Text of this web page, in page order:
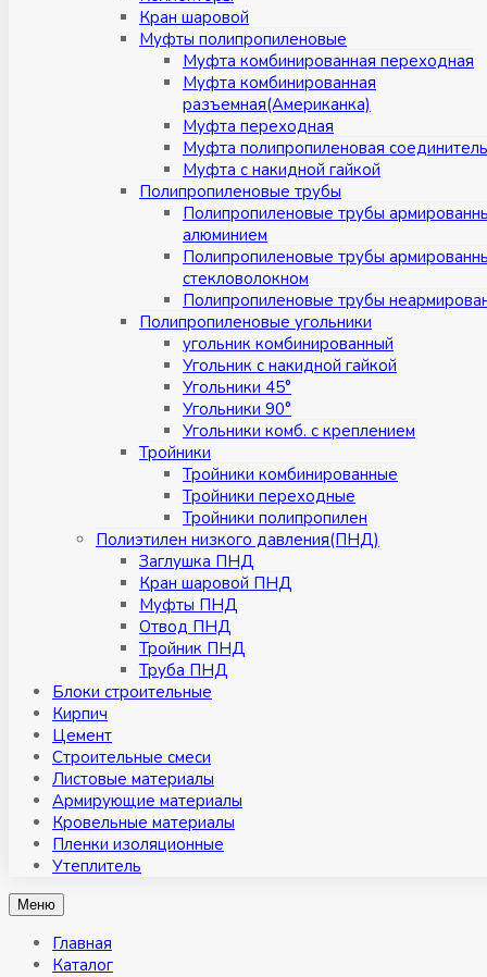
Кран шаровой
Муфты полипропиленовые
Муфта комбинированная переходная
Муфта комбинированная
разъемная(Американка)
Муфта переходная
Муфта полипропиленовая
Муфта с накидной гайкой
Полипропиленовые трубы
Полипропиленовые трубы
алюминием
Полипропиленовые трубы
стекловолокном
Полипропиленовые трубы
Полипропиленовые угольники
угольник комбинированный
Угольник с накидной гайкой
Угольники 45°
Угольники 90°
Угольники комб. с креплением
Тройники
Тройники комбинированные
Тройники переходные
Тройники полипропилен
Полиэтилен низкого давления(ПНД)
Заглушка ПНД
Кран шаровой ПНД
Муфты ПНД
Отвод ПНД
Тройник ПНД
Труба ПНД
Блоки строительные
Кирпич
Цемент
Строительные смеси
Листовые материалы
Армирующие материалы
Кровельные материалы
Пленки изоляционные
Утеплитель
Меню
Главная
Каталог